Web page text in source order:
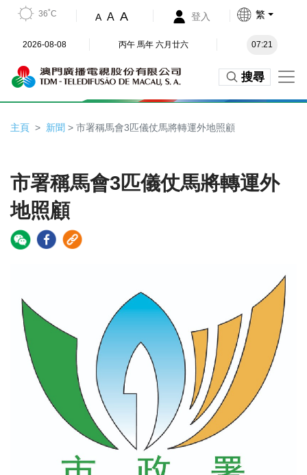
36˚C A A A 登入 繁
2026-08-08 丙午 馬年 六月廿六 07:21
搜尋
主頁 新聞 > 市署稱馬會3匹儀仗馬將轉運外地照顧
市署稱馬會3匹儀仗馬將轉運外
地照顧